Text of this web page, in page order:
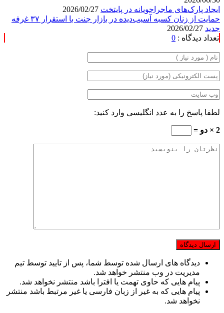
ایجاد پارک‌های ماجراجویانه در پایتخت
حمایت از زنان کسبه آسیب‌دیده در بازار جنت با استقرار ۳۷ غرفه
جدید
تعداد دیدگاه : 0
لطفا پاسخ را به عدد انگلیسی وارد کنید:
2 × دو =
دیدگاه های ارسال شده توسط شما، پس از تایید توسط تیم
مدیریت در وب منتشر خواهد شد.
پیام هایی که حاوی تهمت یا افترا باشد منتشر نخواهد شد.
پیام هایی که به غیر از زبان فارسی یا غیر مرتبط باشد منتشر
نخواهد شد.